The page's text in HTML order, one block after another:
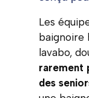
Les
baignoire
lavabo,
rarement
des